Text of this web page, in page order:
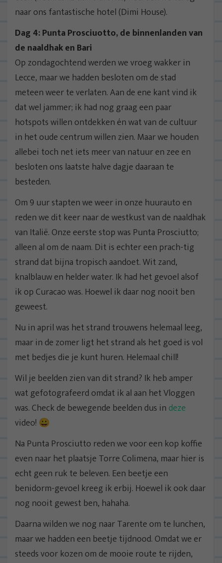
naar ons fantastische hotel (Dimi House).
Dag 4: Punta Prosciuotto, de binnenlanden van
de naaldhak en Bari
Op zondagochtend werden we vroeg wakker in
Lecce, maar we hadden besloten om de stad
meteen weer te verlaten. Aan de ene kant vind ik
dat wel jammer; ik had nog graag een paar
hotspots willen ontdekken én wat van de cultuur
in het oude centrum willen zien. Maar we houden
allebei toch net iets meer van natuur en zee en
besloten ons laatste halve dagje daaraan te
besteden.
Om 9 uur stapten we weer in onze huurauto en
reden we dit keer naar de westkust van de naaldhak
van Italië. Onze eerste stop was Punta Prosciutto;
alleen al om de naam. Dit is echter een prach-tig
strand dat bijna tropisch aandoet. Wit zand,
knalblauw en helder water. Ik had het gevoel alsof
ik op Curacao was. Hoewel ik daar nog nooit ben
geweest.
Nu in april was het strand trouwens helemaal leeg,
maar in de zomer ligt het strand als het goed is vol
met bedjes die je kunt huren. Helemaal chill!
Wil je beelden zien van dit strand? Ik heb amper
wat gefotografeerd omdat ik al aan het Vloggen
was. Check de bewegende beelden dus in deze
video! 😀
Na Punta Prosciutto reden we voor een kop koffie
even naar het plaatsje Torre Colimena, maar hier is
echt geen ruk te beleven. Een beetje een
benidorm-gevoel kreeg ik erbij. Hoewel ik ook daar
nog nooit gewest ben, hahaha.
Daarna wilden we nog naar Tarente om te lunchen,
maar we hadden een beetje tijdnood. Omdat we er
steeds voor kozen om de mooie route te rijden,